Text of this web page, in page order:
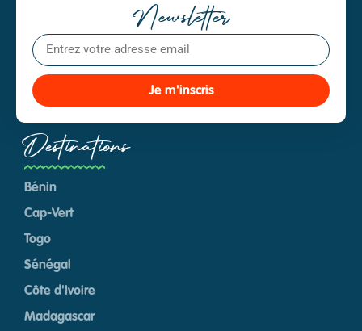
Newsletter
Je m'inscris
Destinations
Bénin
Cap-Vert
Togo
Sénégal
Côte d'Ivoire
Madagascar